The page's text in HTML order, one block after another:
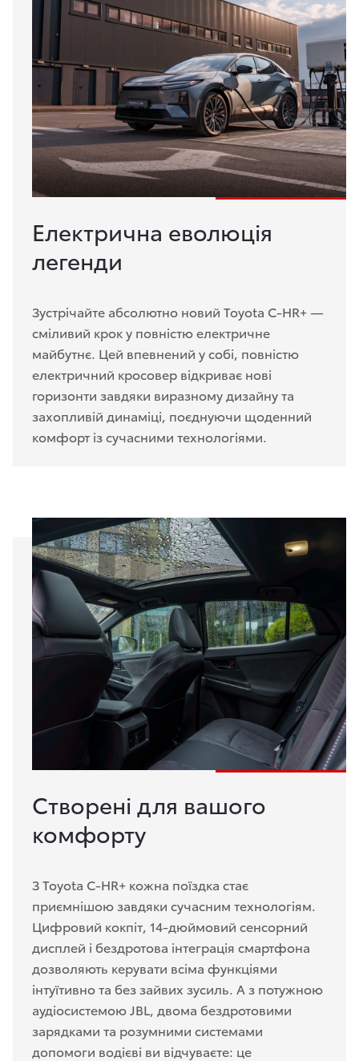
Електрична еволюція
легенди
Зустрічайте абсолютно новий Toyota C-HR+ —
сміливий крок у повністю електричне
майбутнє. Цей впевнений у собі, повністю
електричний кросовер відкриває нові
горизонти завдяки виразному дизайну та
захопливій динаміці, поєднуючи щоденний
комфорт із сучасними технологіями.
Створені для вашого
комфорту
З Toyota C-HR+ кожна поїздка стає
приємнішою завдяки сучасним технологіям.
Цифровий кокпіт, 14-дюймовий сенсорний
дисплей і бездротова інтеграція смартфона
дозволяють керувати всіма функціями
інтуїтивно та без зайвих зусиль. А з потужною
аудіосистемою JBL, двома бездротовими
зарядками та розумними системами
допомоги водієві ви відчуваєте: це